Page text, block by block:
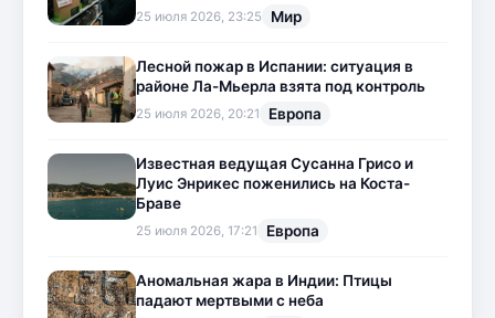
25 июля 2026, 23:25 Мир
Лесной пожар в Испании: ситуация в
районе Ла-Мьерла взята под контроль
25 июля 2026, 20:21 Европа
Известная ведущая Сусанна Грисо и
Луис Энрикес поженились на Коста-
Браве
25 июля 2026, 17:21 Европа
Аномальная жара в Индии: Птицы
падают мертвыми с неба